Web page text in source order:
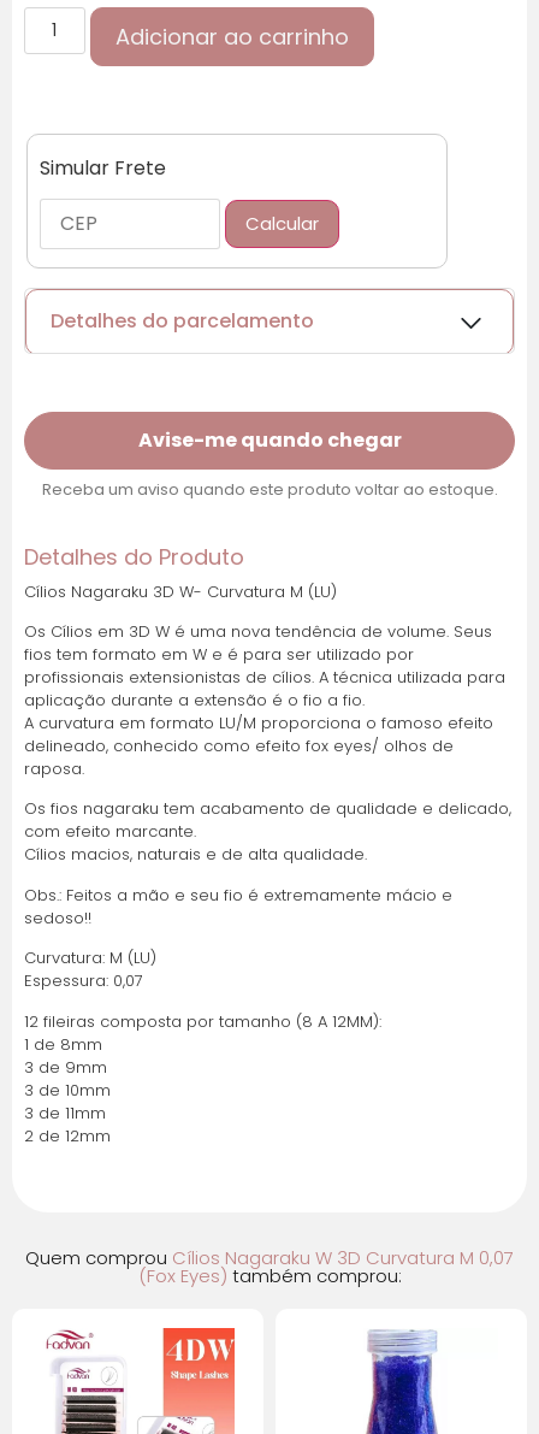
Adicionar ao carrinho
Simular Frete
Calcular
Detalhes do parcelamento
1x de R$ 36,54 sem
juros
2x de R$ 18,27 sem
juros
R$ 36,54
3x de R$ 12,18 sem
juros
R$ 36,54
4x de R$ 9,14 sem
juros
R$ 36,54
5x de R$ 7,31 sem
R$ 36,54
6x de R$ 6,72 com
7x de R$ 5,82 com
8x de R$ 5,14 com
Avise-me quando chegar
Receba um aviso quando este produto voltar ao estoque.
Detalhes do Produto
Cílios Nagaraku 3D W- Curvatura M (LU)
Os Cílios em 3D W é uma nova tendência de volume. Seus
fios tem formato em W e é para ser utilizado por
profissionais extensionistas de cílios. A técnica utilizada para
aplicação durante a extensão é o fio a fio.
A curvatura em formato LU/M proporciona o famoso efeito
delineado, conhecido como efeito fox eyes/ olhos de
raposa.
Os fios nagaraku tem acabamento de qualidade e delicado,
com efeito marcante.
Cílios macios, naturais e de alta qualidade.
Obs.: Feitos a mão e seu fio é extremamente mácio e
sedoso!!
Curvatura: M (LU)
Espessura: 0,07
12 fileiras composta por tamanho (8 A 12MM):
1 de 8mm
3 de 9mm
3 de 10mm
3 de 11mm
2 de 12mm
Quem comprou Cílios Nagaraku W 3D Curvatura M 0,07
(Fox Eyes) também comprou: